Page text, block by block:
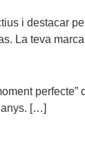
i destacar
La teva
perfecte”
anys. […]